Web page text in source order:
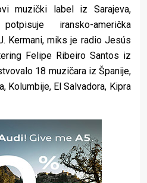
muzički label iz Sarajeva,
iransko-američka
Kermani, miks je radio Jesús
Felipe Ribeiro Santos iz
18 muzičara iz Španije,
Kolumbije, El Salvadora, Kipra